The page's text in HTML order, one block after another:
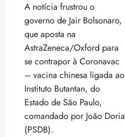
A notícia frustrou o
governo de Jair Bolsonaro,
que aposta na
AstraZeneca/Oxford para
se contrapor à Coronavac
– vacina chinesa ligada ao
Instituto Butantan, do
Estado de São Paulo,
comandado por João Doria
(PSDB).